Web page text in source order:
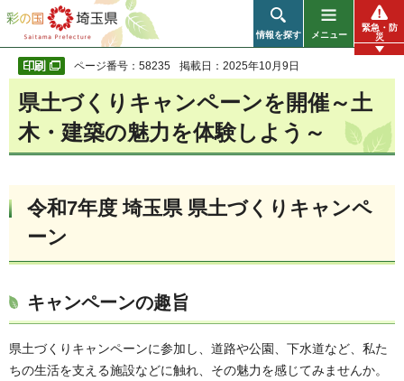
彩の国 埼玉県
情報を探す メニュー
緊急・防
災
ページ番号：58235 掲載日：2025年10月9日
県土づくりキャンペーンを開催～土
木・建築の魅力を体験しよう～
令和7年度 埼玉県 県土づくりキャンペ
ーン
キャンペーンの趣旨
県土づくりキャンペーンに参加し、道路や公園、下水道など、私た
ちの生活を支える施設などに触れ、その魅力を感じてみませんか。